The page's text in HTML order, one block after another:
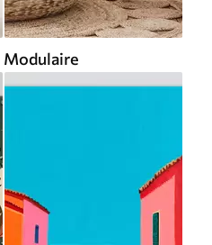
Modulaire